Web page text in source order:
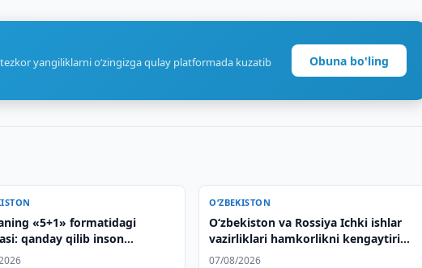
yangiliklarni o‘zingizga qulay platformada kuzatib
Obuna bo'ling
«5+1» formatidagi
qanday qilib inson
kiritilayotgan
O‘ZBEKISTON
Oʻzbekiston va Rossiya Ichki ishlar
vazirliklari hamkorlikni kengaytirish
masalalarini muhokama qilishdi
07/08/2026